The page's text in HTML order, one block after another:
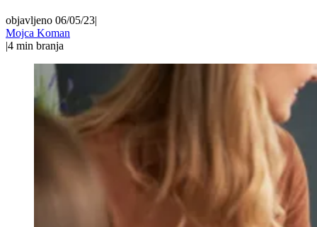
objavljeno 06/05/23|
Mojca Koman
|4 min branja